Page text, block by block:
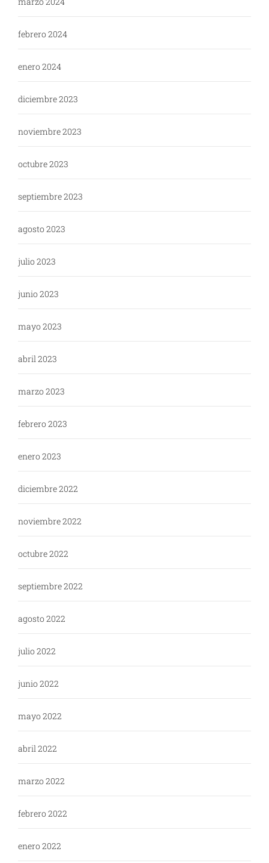
febrero 2024
enero 2024
diciembre 2023
noviembre 2023
octubre 2023
septiembre 2023
agosto 2023
julio 2023
junio 2023
mayo 2023
abril 2023
marzo 2023
febrero 2023
enero 2023
diciembre 2022
noviembre 2022
octubre 2022
septiembre 2022
agosto 2022
julio 2022
junio 2022
mayo 2022
abril 2022
marzo 2022
febrero 2022
enero 2022